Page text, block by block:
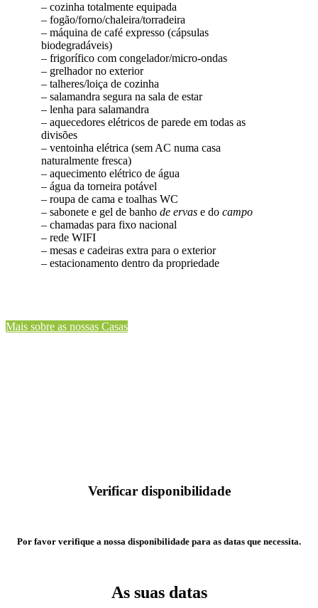
– cozinha totalmente equipada
– fogão/forno/chaleira/torradeira
– máquina de café expresso (cápsulas
biodegradáveis)
– frigorífico com congelador/micro-ondas
– grelhador no exterior
– talheres/loiça de cozinha
– salamandra segura na sala de estar
– lenha para salamandra
– aquecedores elétricos de parede em todas as
divisões
– ventoinha elétrica (sem AC numa casa
naturalmente fresca)
– aquecimento elétrico de água
– água da torneira potável
– roupa de cama e toalhas WC
– sabonete e gel de banho de ervas e do campo
– chamadas para fixo nacional
– rede WIFI
– mesas e cadeiras extra para o exterior
– estacionamento dentro da propriedade
Mais sobre as nossas Casas
Verificar disponibilidade
Por favor verifique a nossa disponibilidade para as datas que necessita.
As suas datas